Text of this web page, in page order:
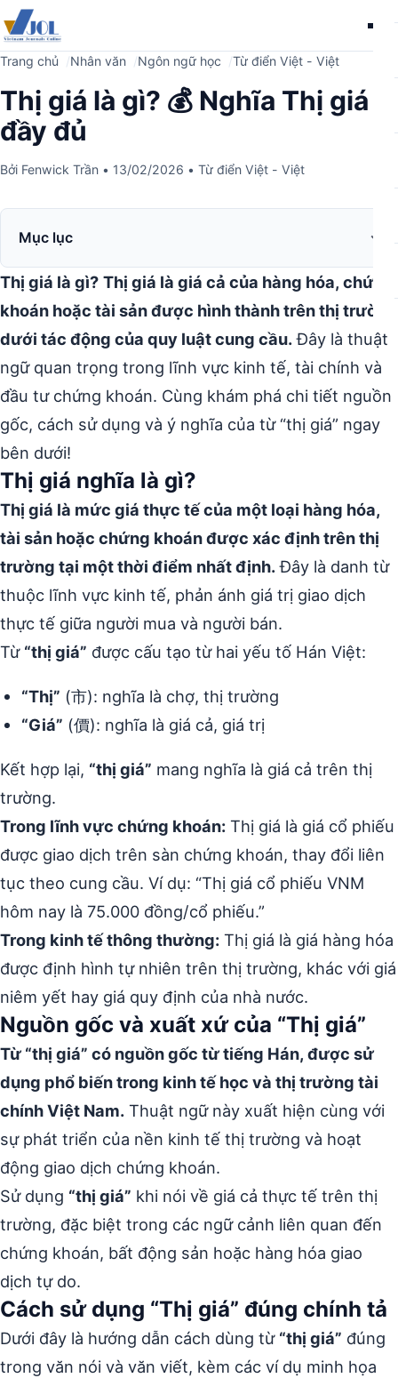
Trang chủ Nhân văn Ngôn ngữ học Từ điển Việt - Việt
Thị giá là gì? 💰 Nghĩa Thị giá
đầy đủ
Bởi Fenwick Trần • 13/02/2026 • Từ điển Việt - Việt
Mục lục
Thị giá là gì? Thị giá là giá cả của hàng hóa, chứng
khoán hoặc tài sản được hình thành trên thị trường
dưới tác động của quy luật cung cầu.Đây là thuật
ngữ quan trọng trong lĩnh vực kinh tế, tài chính và
đầu tư chứng khoán. Cùng khám phá chi tiết nguồn
gốc, cách sử dụng và ý nghĩa của từ “thị giá” ngay
bên dưới!
Thị giá nghĩa là gì?
Thị giá là mức giá thực tế của một loại hàng hóa,
tài sản hoặc chứng khoán được xác định trên thị
trường tại một thời điểm nhất định.Đây là danh từ
thuộc lĩnh vực kinh tế, phản ánh giá trị giao dịch
thực tế giữa người mua và người bán.
Từ “thị giá” được cấu tạo từ hai yếu tố Hán Việt:
“Thị” (市): nghĩa là chợ, thị trường
“Giá” (價): nghĩa là giá cả, giá trị
Kết hợp lại, “thị giá” mang nghĩa là giá cả trên thị
trường.
Trong lĩnh vực chứng khoán: Thị giá là giá cổ phiếu
được giao dịch trên sàn chứng khoán, thay đổi liên
tục theo cung cầu. Ví dụ: “Thị giá cổ phiếu VNM
hôm nay là 75.000 đồng/cổ phiếu.”
Trong kinh tế thông thường: Thị giá là giá hàng hóa
được định hình tự nhiên trên thị trường, khác với giá
niêm yết hay giá quy định của nhà nước.
Nguồn gốc và xuất xứ của “Thị giá”
Từ “thị giá” có nguồn gốc từ tiếng Hán, được sử
dụng phổ biến trong kinh tế học và thị trường tài
chính Việt Nam. Thuật ngữ này xuất hiện cùng với
sự phát triển của nền kinh tế thị trường và hoạt
động giao dịch chứng khoán.
Sử dụng “thị giá” khi nói về giá cả thực tế trên thị
trường, đặc biệt trong các ngữ cảnh liên quan đến
chứng khoán, bất động sản hoặc hàng hóa giao
dịch tự do.
Cách sử dụng “Thị giá” đúng chính tả
Dưới đây là hướng dẫn cách dùng từ “thị giá” đúng
trong văn nói và văn viết, kèm các ví dụ minh họa